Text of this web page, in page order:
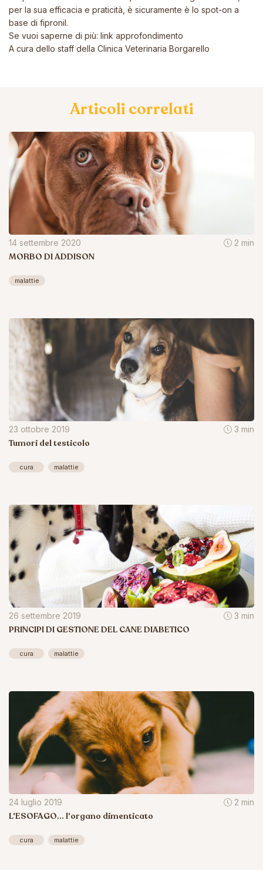
per la sua efficacia e praticità, è sicuramente è lo spot-on a
base di fipronil.
Se vuoi saperne di più: link approfondimento
A cura dello staff della Clinica Veterinaria Borgarello
Articoli correlati
14 settembre 2020 2 min
MORBO DI ADDISON
malattie
23 ottobre 2019 3 min
Tumori del testicolo
cura malattie
26 settembre 2019 3 min
PRINCIPI DI GESTIONE DEL CANE DIABETICO
cura malattie
24 luglio 2019 2 min
L'ESOFAGO... l'organo dimenticato
cura malattie